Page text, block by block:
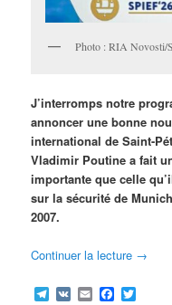
Photo : RIA Novosti/
J’interromps notre
annoncer une bonne
international de Saint-
Vladimir Poutine a fait
importante que celle
sur la sécurité de
2007.
Continuer la lecture →
Telegram
VK EmailFacebook